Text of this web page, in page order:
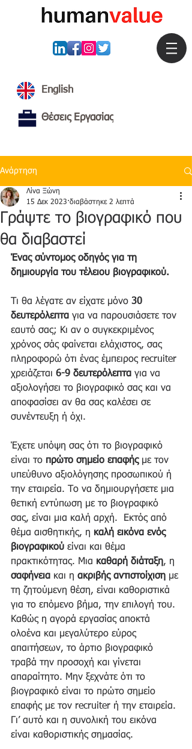
English
Θέσεις Εργασίας
Ανάρτηση
Γράψτε το βιογραφικό που
θα διαβαστεί
Λίνα Ξώνη
15 Δεκ 2023 διαβάστηκε 2 λεπτά
Ένας σύντομος οδηγός για τη
δημιουργία του τέλειου βιογραφικού.
Τι θα λέγατε αν είχατε μόνο 30
δευτερόλεπτα για να παρουσιάσετε τον
εαυτό σας; Κι αν ο συγκεκριμένος
χρόνος σάς φαίνεται ελάχιστος, σας
πληροφορώ ότι ένας έμπειρος recruiter
χρειάζεται 6-9 δευτερόλεπτα για να
αξιολογήσει το βιογραφικό σας και να
αποφασίσει αν θα σας καλέσει σε
συνέντευξη ή όχι.
Έχετε υπόψη σας ότι το βιογραφικό
είναι το πρώτο σημείο επαφής με τον
υπεύθυνο αξιολόγησης προσωπικού ή
την εταιρεία. Το να δημιουργήσετε μια
θετική εντύπωση με το βιογραφικό
σας, είναι μια καλή αρχή.  Εκτός από
θέμα αισθητικής, η καλή εικόνα ενός
βιογραφικού είναι και θέμα
πρακτικότητας. Μια καθαρή διάταξη, η
σαφήνεια και η ακριβής αντιστοίχιση με
τη ζητούμενη θέση, είναι καθοριστικά
για το επόμενο βήμα, την επιλογή του.
Καθώς η αγορά εργασίας αποκτά
ολοένα και μεγαλύτερο εύρος
απαιτήσεων, το άρτιο βιογραφικό
τραβά την προσοχή και γίνεται
απαραίτητο. Μην ξεχνάτε ότι το
βιογραφικό είναι το πρώτο σημείο
επαφής με τον recruiter ή την εταιρεία.
Γι’ αυτό και η συνολική του εικόνα
είναι καθοριστικής σημασίας.